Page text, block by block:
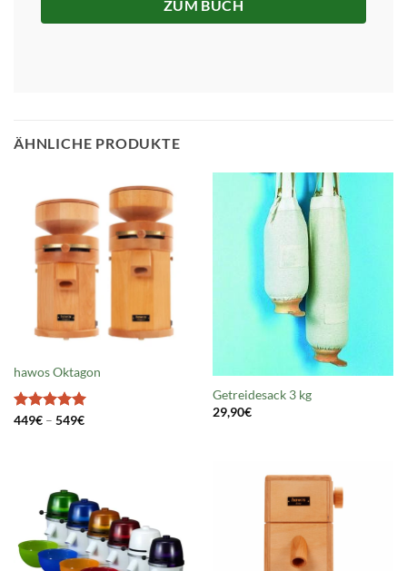
ZUM BUCH
ÄHNLICHE PRODUKTE
hawos Oktagon
Bewertet
449€ – 549€Preisspanne:
Getreidesack 3 kg
29,90€